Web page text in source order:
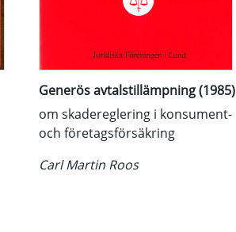
Generös avtalstillämpning (1985)
om skadereglering i konsument-
och företagsförsäkring
Carl Martin Roos